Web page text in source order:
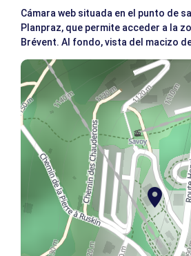
Cámara web situada en el punto de
Planpraz, que permite acceder a la
Brévent. Al fondo, vista del macizo